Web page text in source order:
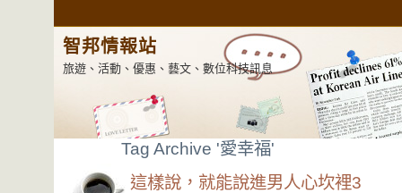
智邦情報站
旅遊、活動、優惠、藝文、數位科技訊息
Tag Archive '愛幸福'
這樣說，就能說進男人心坎裡3